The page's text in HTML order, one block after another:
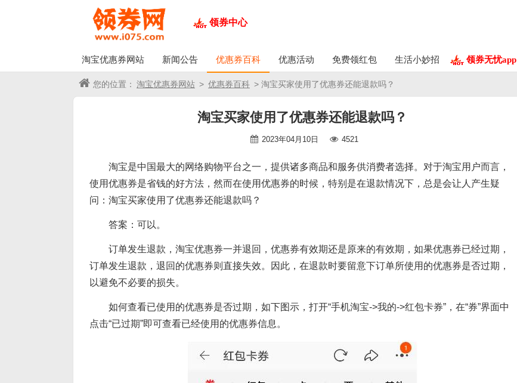
领券中心
淘宝优惠券网站 新闻公告 优惠券百科 优惠活动 免费领红包 生活小妙招 领券无忧app
您的位置： 淘宝优惠券网站 > 优惠券百科 > 淘宝买家使用了优惠券还能退款吗？
淘宝买家使用了优惠券还能退款吗？
2023年04月10日 4521
淘宝是中国最大的网络购物平台之一，提供诸多商品和服务供消费者选择。对于淘宝用户而言，
使用优惠券是省钱的好方法，然而在使用优惠券的时候，特别是在退款情况下，总是会让人产生疑
问：淘宝买家使用了优惠券还能退款吗？
答案：可以。
订单发生退款，淘宝优惠券一并退回，优惠券有效期还是原来的有效期，如果优惠券已经过期，
订单发生退款，退回的优惠券则直接失效。因此，在退款时要留意下订单所使用的优惠券是否过期，
以避免不必要的损失。
如何查看已使用的优惠券是否过期，如下图示，打开“手机淘宝->我的->红包卡券”，在“券”界面中
点击“已过期”即可查看已经使用的优惠券信息。